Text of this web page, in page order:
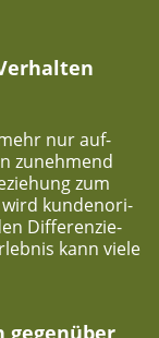
nur auf­
zuneh­mend
zum
wird kun­den­ori­
Dif­fe­ren­zie­
kann vie­le
gegen­über